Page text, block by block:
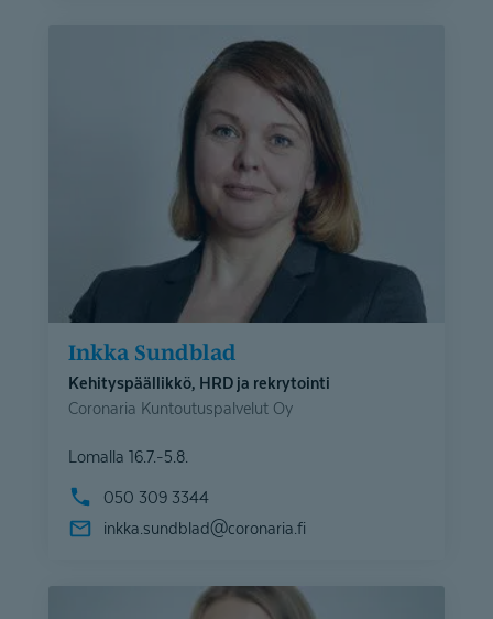
Inkka Sundblad
Kehityspäällikkö, HRD ja rekrytointi
Coronaria Kuntoutuspalvelut Oy
Lomalla 16.7.-5.8.
050 309 3344
inkka.sundblad@coronaria.fi